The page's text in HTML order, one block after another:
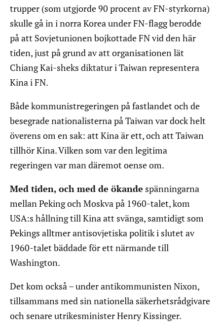
trupper (som utgjorde 90 procent av FN-styrkorna)
skulle gå in i norra Korea under FN-flagg berodde
på att Sovjetunionen bojkottade FN vid den här
tiden, just på grund av att organisationen lät
Chiang Kai-sheks diktatur i Taiwan representera
Kina i FN.
Både kommunistregeringen på fastlandet och de
besegrade nationalisterna på Taiwan var dock helt
överens om en sak: att Kina är ett, och att Taiwan
tillhör Kina. Vilken som var den legitima
regeringen var man däremot oense om.
Med tiden, och med de ökande spänningarna
mellan Peking och Moskva på 1960-talet, kom
USA:s hållning till Kina att svänga, samtidigt som
Pekings alltmer antisovjetiska politik i slutet av
1960-talet bäddade för ett närmande till
Washington.
Det kom också – under antikommunisten Nixon,
tillsammans med sin nationella säkerhetsrådgivare
och senare utrikesminister Henry Kissinger.